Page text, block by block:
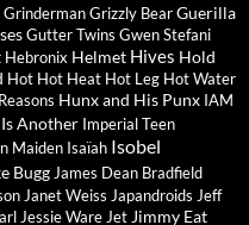
GrindermanGrizzly BearGuerilla
Gutter Twins Gwen Stefani
Hebronix Helmet Hives Hold
Hot Hot Heat Hot Leg Hot Water
Hunx and His Punx IAM
Is Another Imperial Teen
Maiden Isaïah Isobel
Bugg James Dean Bradfield
Janet Weiss Japandroids Jeff
Jessie Ware Jet Jimmy Eat